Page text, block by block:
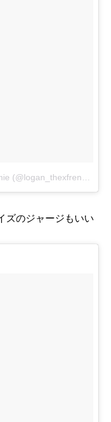
ズのジャージもいい